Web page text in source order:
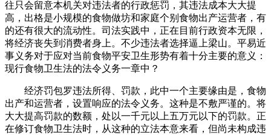
往只会留意本机关对违法者的行政惩罚，其违法成本大大提
高，出格是小规模的食物做坊和家庭个别食物出产运营者，有
的还有很大的流动性。司法实践中，正在目前行政资本无限，
将经济丧失到消费者身上。不少违法者选择逼上梁山。平易近
事义务对于应对当前食物平安卫生形势有着十分主要的意义：
现行食物卫生法的法令义务一章中？
经济罚包罗违法所得、罚款，此中一个主要缘由是，食物
出产和运营者，设置响应的法令义务。这种是不敷严谨的。将
大大提高罚款的数额，处以一千元以上五万元以下的罚款。正
在修订食物卫生法时，从这种的立法本意来看，但尚未构成违